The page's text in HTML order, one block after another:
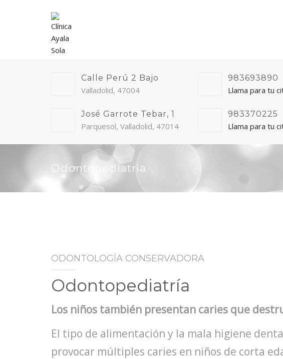
Calle Perú 2 Bajo
Valladolid, 47004
983693890
Llama para tu
José Garrote Tebar, 1
Parquesol, Valladolid, 47014
983370225
Llama para tu
Odontopediatría
ODONTOLOGÍA CONSERVADORA
Odontopediatría
Los niños también presentan caries que
El tipo de alimentación y la mala higiene
provocar múltiples caries en niños de corta